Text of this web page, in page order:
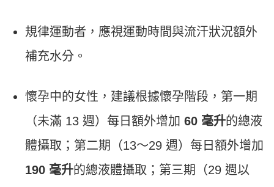
規律運動者，應視運動時間與流汗狀況額外
補充水分。
懷孕中的女性，建議根據懷孕階段，第一期
（未滿 13 週）每日額外增加 60 毫升的總液
體攝取；第二期（13～29 週）每日額外增加
190 毫升的總液體攝取；第三期（29 週以